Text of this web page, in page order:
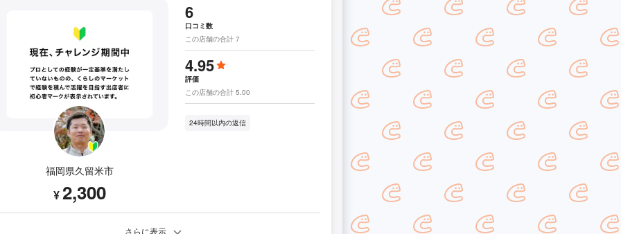
福岡県久留米市
¥2,300
6
口コミ数
この店舗の合計 7
4.95
評価
この店舗の合計 5.00
24時間以内の返信